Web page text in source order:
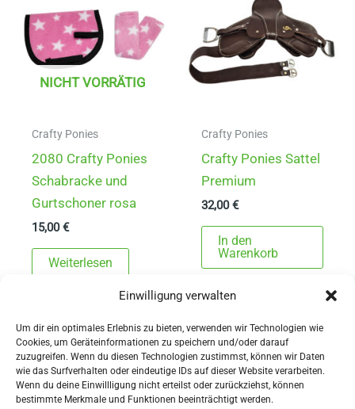
Einwilligung verwalten
Um dir ein optimales Erlebnis zu bieten, verwenden wir Technologien wie
Cookies, um Geräteinformationen zu speichern und/oder darauf
zuzugreifen. Wenn du diesen Technologien zustimmst, können wir Daten
wie das Surfverhalten oder eindeutige IDs auf dieser Website verarbeiten.
Wenn du deine Einwillligung nicht erteilst oder zurückziehst, können
bestimmte Merkmale und Funktionen beeinträchtigt werden.
NICHT VORRÄTIG
Crafty Ponies
2080 Crafty Ponies
Schabracke und
Gurtschoner rosa
15,00€
Weiterlesen
Crafty Ponies
Crafty Ponies Sattel
Premium
32,00€
In den
Warenkorb
AGBs